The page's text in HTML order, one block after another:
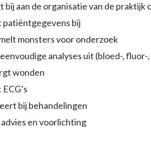
bij aan de organisatie van de praktijk
patiëntgegevens bij
monsters voor onderzoek
analyses uit (bloed-,
wonden
bij behandelingen
en voorlichting